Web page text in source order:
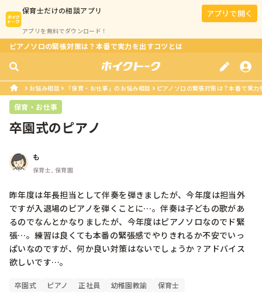
保育士だけの相談アプリ
アプリを無料でダウンロード！
アプリで開く
ピアノソロの緊張対策は？本番で実力を出すコツとは
お悩み相談 「保育・お仕事」のお悩み相談 ピアノソロの緊張対策は？本番で実力
保育・お仕事
卒園式のピアノ
も
保育士, 保育園
昨年度は年長担当として伴奏を弾きましたが、今年度は担当外
ですが入退場のピアノを弾くことに…。伴奏は子どもの歌があ
るのでなんとかなりましたが、今年度はピアノソロなのでド緊
張…。練習は良くても本番の緊張感でやりきれるか不安でいっ
ぱいなのですが、何か良い対策はないでしょうか？アドバイス
欲しいです…。
卒園式 ピアノ 正社員 幼稚園教諭 保育士